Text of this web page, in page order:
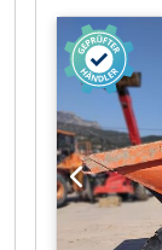
kg Djdszb